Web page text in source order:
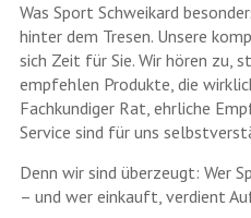
Was Sport Schweikard
hinter dem Tresen. Unsere
sich Zeit für Sie. Wir hören zu,
empfehlen Produkte, die
Fachkundiger Rat, ehrliche
Service sind für uns
Denn wir sind überzeugt: Wer
– und wer einkauft, verdient